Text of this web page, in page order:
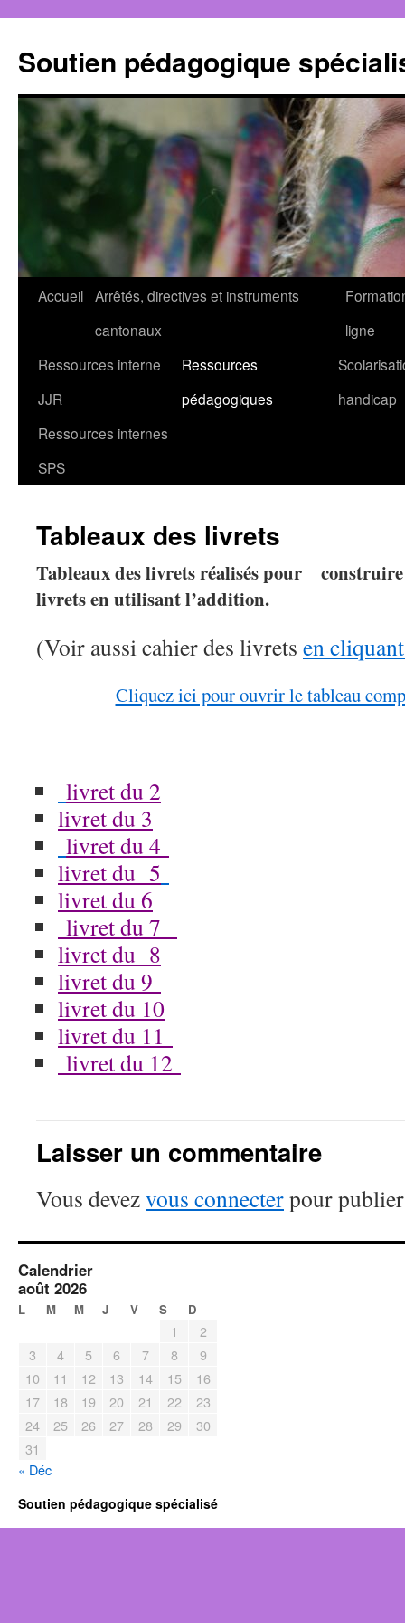
contenu
Soutien pédagogique
Accueil Arrêtés, directives et instruments
cantonaux
ligne
Ressources interne
JJR
Ressources
pédagogiques
handicap
Ressources internes
SPS
Tableaux des livrets
Tableaux des livrets réalisés pour
livrets en utilisant l’addition.
(Voir aussi cahier des livrets en
Cliquez ici pour ouvrir le tableau
livret du 2
livret du 3
livret du 4
livret du 5
livret du 6
livret du 7
livret du 8
livret du 9
livret du 10
livret du 11
livret du 12
Laisser un commentaire
Vous devezvous connecterpour
Calendrier
août 2026
L M M J V S D
1
2
3
4 5 6 7 8
9
10
11 12 13 14 15
16
17
18 19 20 21 22
23
24
25 26 27 28 29
30
31
« Déc
Soutien pédagogique spécialisé